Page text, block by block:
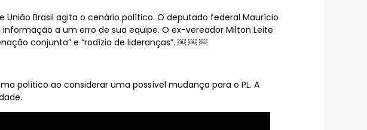
Brasil agita o cenário político. O deputado federal Maurício
a um erro de sua equipe. O ex-vereador Milton Leite
conjunta” e “rodízio de lideranças”. ￼ ￼ ￼
político ao considerar uma possível mudança para o PL. A